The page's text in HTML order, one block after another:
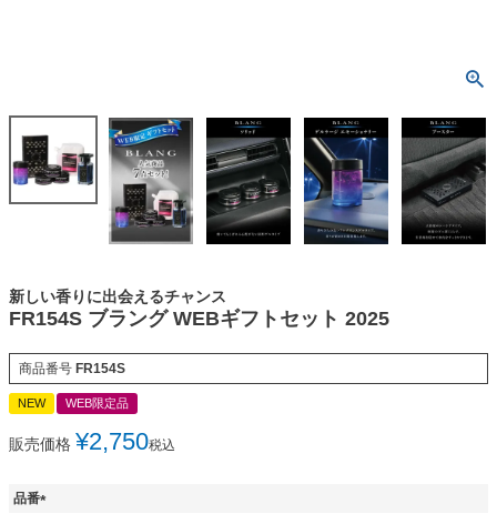
新しい香りに出会えるチャンス
FR154S ブラング WEBギフトセット 2025
商品番号 FR154S
NEW WEB限定品
販売価格 ¥2,750税込
品番